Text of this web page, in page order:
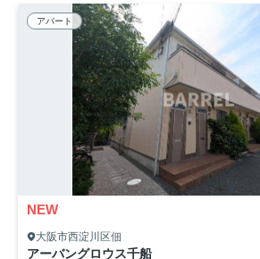
アパート
NEW
大阪市西淀川区佃
アーバングロウス千船